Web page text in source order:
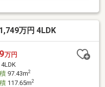
万円 4LDK
万円
4LDK
97.43m2
117.65m2